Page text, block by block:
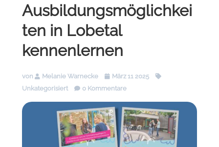
Ausbildungsmöglichkei
ten in Lobetal
kennenlernen
von Melanie Warnecke
März 11 2025
Unkategorisiert
0 Kommentare